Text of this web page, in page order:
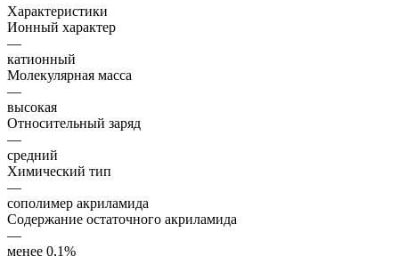
Характеристики
Ионный характер
—
катионный
Молекулярная масса
—
высокая
Относительный заряд
—
средний
Химический тип
—
сополимер акриламида
Содержание остаточного акриламида
—
менее 0,1%